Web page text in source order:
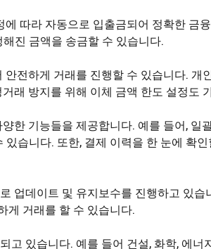
따라 자동으로 입출금되어 정확한 금
진 금액을 송금할 수 있습니다.
전하게 거래를 진행할 수 있습니다. 개
래 방지를 위해 이체 금액 한도 설정도
한 기능들을 제공합니다. 예를 들어, 일
습니다. 또한, 결제 이력을 한 눈에 확
업데이트 및 유지보수를 진행하고 있
게 거래를 할 수 있습니다.
고 있습니다. 예를 들어 건설, 화학, 에너